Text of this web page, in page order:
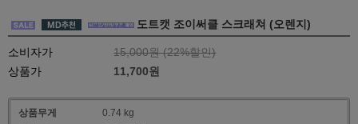
도트캣 조이써클 스크래쳐 (오렌지)
소비자가 15,000원 (22%할인)
상품가
11,700원
상품무게
0.74 kg